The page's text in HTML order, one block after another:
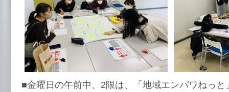
■金曜日の午前中、2限は、「地域エンパワねっ